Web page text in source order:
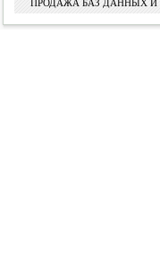
ПРОДАЖА БАЗ ДАННЫХ И